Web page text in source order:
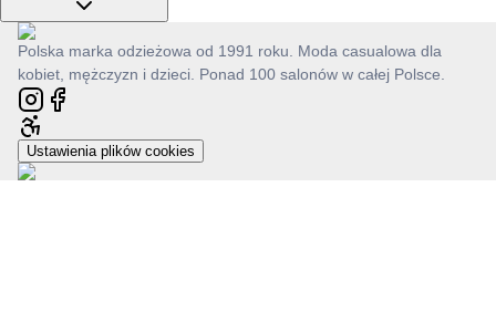
Polska marka odzieżowa od 1991 roku. Moda casualowa dla
kobiet, mężczyzn i dzieci. Ponad 100 salonów w całej Polsce.
Ustawienia plików cookies